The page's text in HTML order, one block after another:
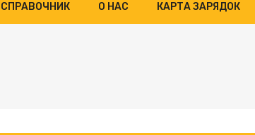
СПРАВОЧНИК О НАС КАРТА ЗАРЯДОК